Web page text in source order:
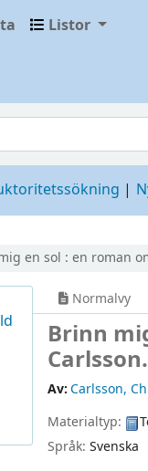
Listor
en sol : en roman
Normalvy
Brinn
Carlsson.
Av:Carlsson,
Materialtyp:
Språk: Svenska